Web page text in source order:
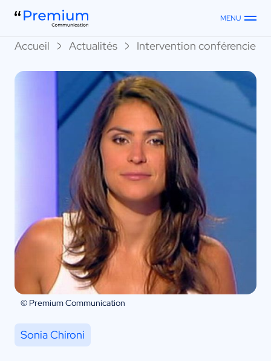
MENU
Accueil Actualités Intervention conférenciers
© Premium Communication
Sonia Chironi